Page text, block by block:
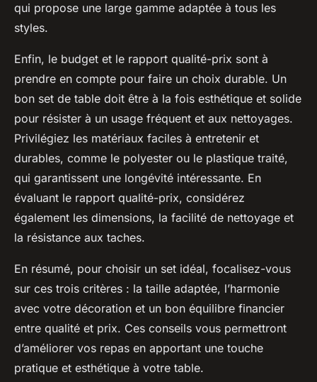
qui propose une large gamme adaptée à tous les
styles.
Enfin, le budget et le rapport qualité-prix sont à
prendre en compte pour faire un choix durable. Un
bon set de table doit être à la fois esthétique et solide
pour résister à un usage fréquent et aux nettoyages.
Privilégiez les matériaux faciles à entretenir et
durables, comme le polyester ou le plastique traité,
qui garantissent une longévité intéressante. En
évaluant le rapport qualité-prix, considérez
également les dimensions, la facilité de nettoyage et
la résistance aux taches.
En résumé, pour choisir un set idéal, focalisez-vous
sur ces trois critères : la taille adaptée, l’harmonie
avec votre décoration et un bon équilibre financier
entre qualité et prix. Ces conseils vous permettront
d’améliorer vos repas en apportant une touche
pratique et esthétique à votre table.